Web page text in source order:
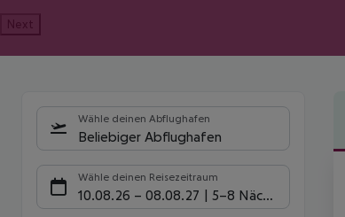
Next
Wähle deinen Abflughafen
Beliebiger Abflughafen
Wähle deinen Reisezeitraum
10.08.26 – 08.08.27 5-8 Nächte